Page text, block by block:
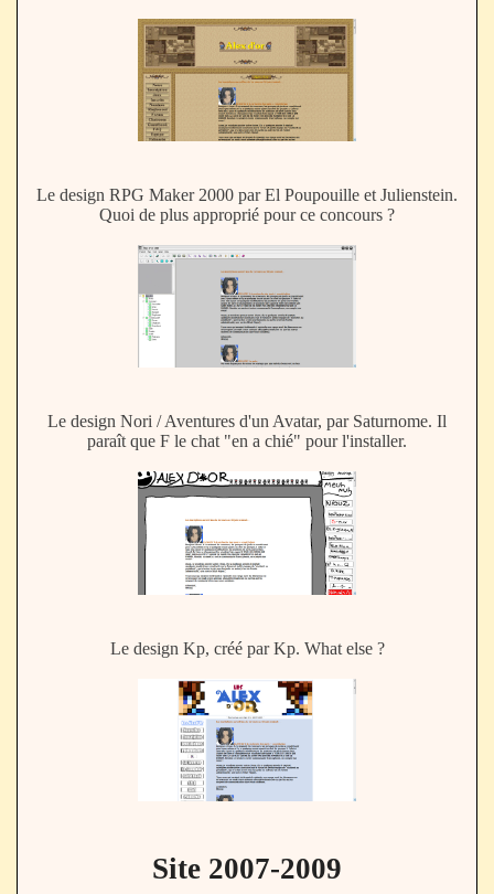
Le design RPG Maker 2000 par El Poupouille et Julienstein.
Quoi de plus approprié pour ce concours ?
Le design Nori / Aventures d'un Avatar, par Saturnome. Il
paraît que F le chat "en a chié" pour l'installer.
Le design Kp, créé par Kp. What else ?
Site 2007-2009